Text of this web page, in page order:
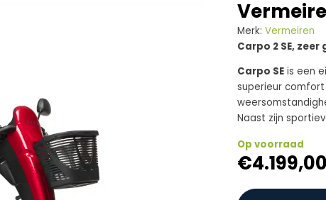
Merk: Vermeiren
Carpo 2 SE,
Carpo SE is een
superieur
Naast zijn
Op voorraad
€4.199,00